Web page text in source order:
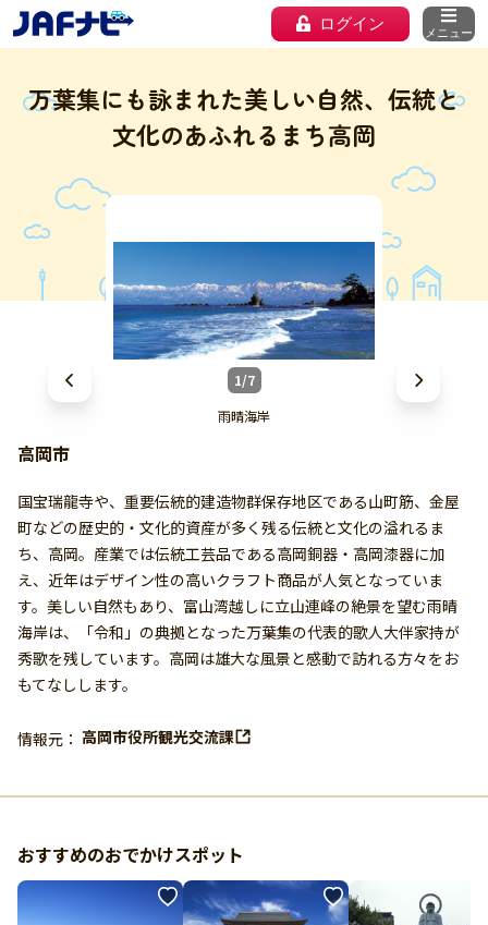
ログイン メニュー
万葉集にも詠まれた美しい自然、伝統と
文化のあふれるまち高岡
1/7
雨晴海岸
高岡市
国宝瑞龍寺や、重要伝統的建造物群保存地区である山町筋、金屋
町などの歴史的・文化的資産が多く残る伝統と文化の溢れるま
ち、高岡。産業では伝統工芸品である高岡銅器・高岡漆器に加
え、近年はデザイン性の高いクラフト商品が人気となっていま
す。美しい自然もあり、富山湾越しに立山連峰の絶景を望む雨晴
海岸は、「令和」の典拠となった万葉集の代表的歌人大伴家持が
秀歌を残しています。高岡は雄大な風景と感動で訪れる方々をお
もてなしします。
情報元： 高岡市役所観光交流課
おすすめのおでかけスポット